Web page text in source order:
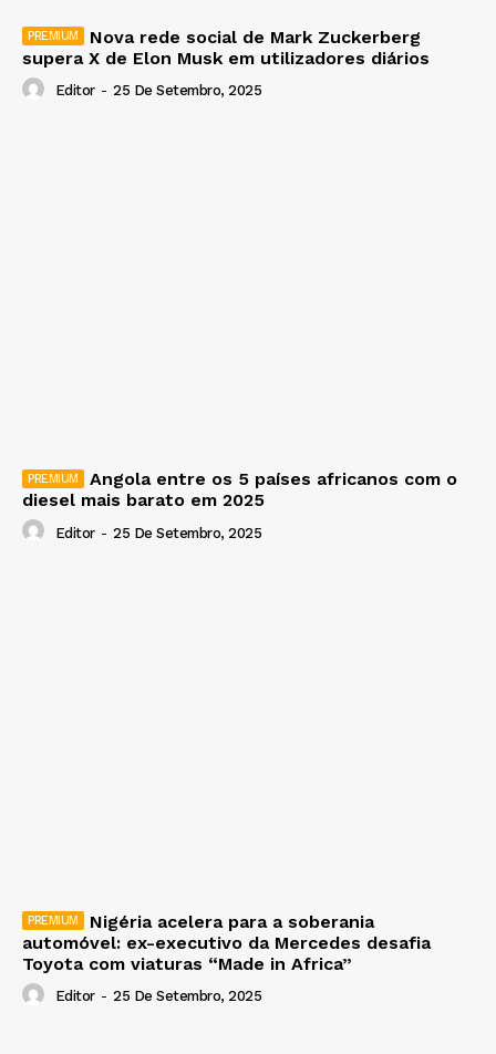
Nova rede social de Mark Zuckerberg
supera X de Elon Musk em utilizadores diários
Editor - 25 De Setembro, 2025
Angola entre os 5 países africanos com o
diesel mais barato em 2025
Editor - 25 De Setembro, 2025
Nigéria acelera para a soberania
automóvel: ex-executivo da Mercedes desafia
Toyota com viaturas “Made in Africa”
Editor - 25 De Setembro, 2025